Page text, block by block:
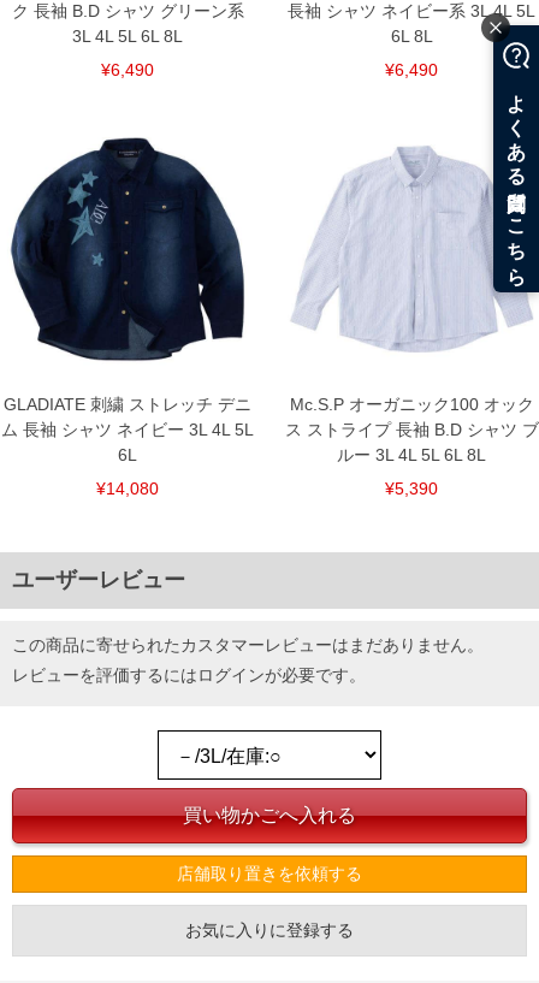
ク 長袖 B.D シャツ グリーン系
3L 4L 5L 6L 8L
¥6,490
長袖 シャツ ネイビー系 3L 4L 5L
6L 8L
¥6,490
GLADIATE 刺繍 ストレッチ デニ
ム 長袖 シャツ ネイビー 3L 4L 5L
6L
¥14,080
Mc.S.P オーガニック100 オック
ス ストライプ 長袖 B.D シャツ ブ
ルー 3L 4L 5L 6L 8L
¥5,390
ユーザーレビュー
この商品に寄せられたカスタマーレビューはまだありません。
レビューを評価するにはログインが必要です。
店舗取り置きを依頼する
お気に入りに登録する